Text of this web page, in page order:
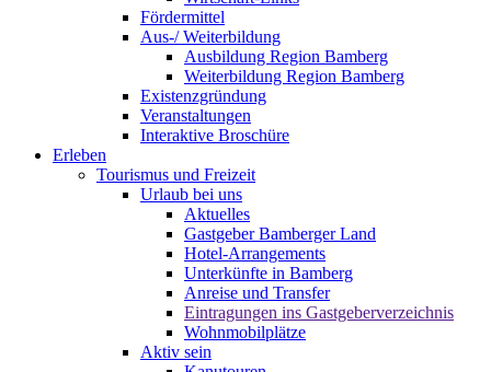
Fördermittel
Aus-/ Weiterbildung
Ausbildung Region Bamberg
Weiterbildung Region Bamberg
Existenzgründung
Veranstaltungen
Interaktive Broschüre
Erleben
Tourismus und Freizeit
Urlaub bei uns
Aktuelles
Gastgeber Bamberger Land
Hotel-Arrangements
Unterkünfte in Bamberg
Anreise und Transfer
Eintragungen ins Gastgeberverzeichnis
Wohnmobilplätze
Aktiv sein